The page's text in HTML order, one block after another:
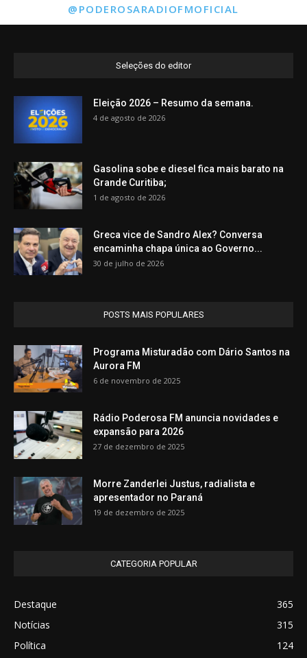
@PODEROSARADIOFMOFICIAL
Seleções do editor
Eleição 2026 – Resumo da semana.
4 de agosto de 2026
Gasolina sobe e diesel fica mais barato na
Grande Curitiba;
1 de agosto de 2026
Greca vice de Sandro Alex? Conversa
encaminha chapa única ao Governo...
30 de julho de 2026
POSTS MAIS POPULARES
Programa Misturadão com Dário Santos na
Aurora FM
6 de novembro de 2025
Rádio Poderosa FM anuncia novidades e
expansão para 2026
27 de dezembro de 2025
Morre Zanderlei Justus, radialista e
apresentador no Paraná
19 de dezembro de 2025
CATEGORIA POPULAR
Destaque
365
Notícias
315
Política
124